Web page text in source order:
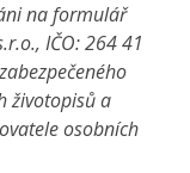
na formulář
IČO: 264 41
životopisů a
osobních